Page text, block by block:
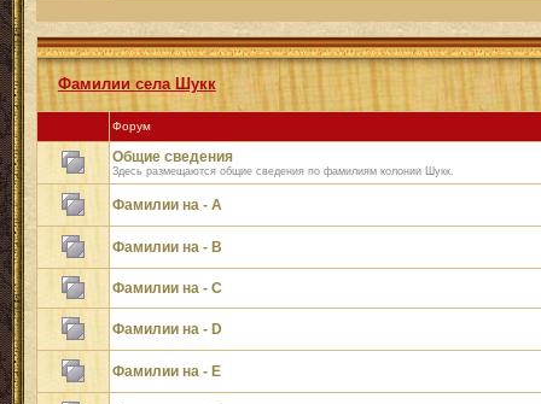
Фамилии села Шукк
Форум
Общие сведения
Здесь размещаются общие сведения по фамилиям колонии Шукк.
Фамилии на - A
Фамилии на - B
Фамилии на - C
Фамилии на - D
Фамилии на - E